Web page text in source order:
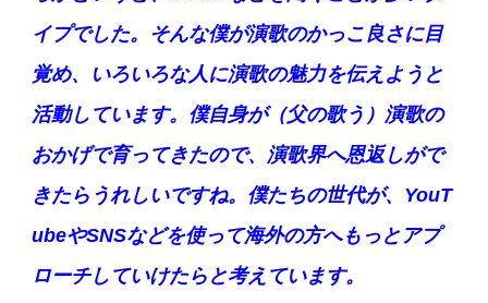
イプでした。そんな僕が演歌のかっこ良さに目
覚め、いろいろな人に演歌の魅力を伝えようと
活動しています。僕自身が（父の歌う）演歌の
おかげで育ってきたので、演歌界へ恩返しがで
きたらうれしいですね。僕たちの世代が、YouT
ubeやSNSなどを使って海外の方へもっとアプ
ローチしていけたらと考えています。